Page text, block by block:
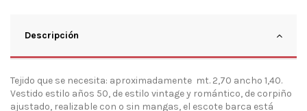
Descripción
Tejido que se necesita: aproximadamente mt. 2,70 ancho 1,40.
Vestido estilo años 50, de estilo vintage y romántico, de corpiño
ajustado, realizable con o sin mangas, el escote barca está